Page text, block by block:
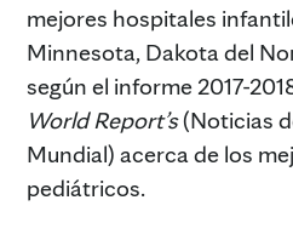
mejores hospitales
Minnesota, Dakota del
según el informe 2017-
World Report’s(Noticias
Mundial) acerca de los
pediátricos.